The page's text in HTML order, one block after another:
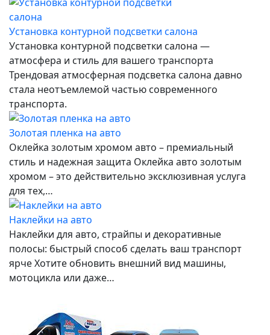
Установка контурной подсветки салона
Установка контурной подсветки салона —
атмосфера и стиль для вашего транспорта
Трендовая атмосферная подсветка салона давно
стала неотъемлемой частью современного
транспорта.
Золотая пленка на авто
Оклейка золотым хромом авто – премиальный
стиль и надежная защита Оклейка авто золотым
хромом – это действительно эксклюзивная услуга
для тех,…
Наклейки на авто
Наклейки для авто, страйпы и декоративные
полосы: быстрый способ сделать ваш транспорт
ярче Хотите обновить внешний вид машины,
мотоцикла или даже…